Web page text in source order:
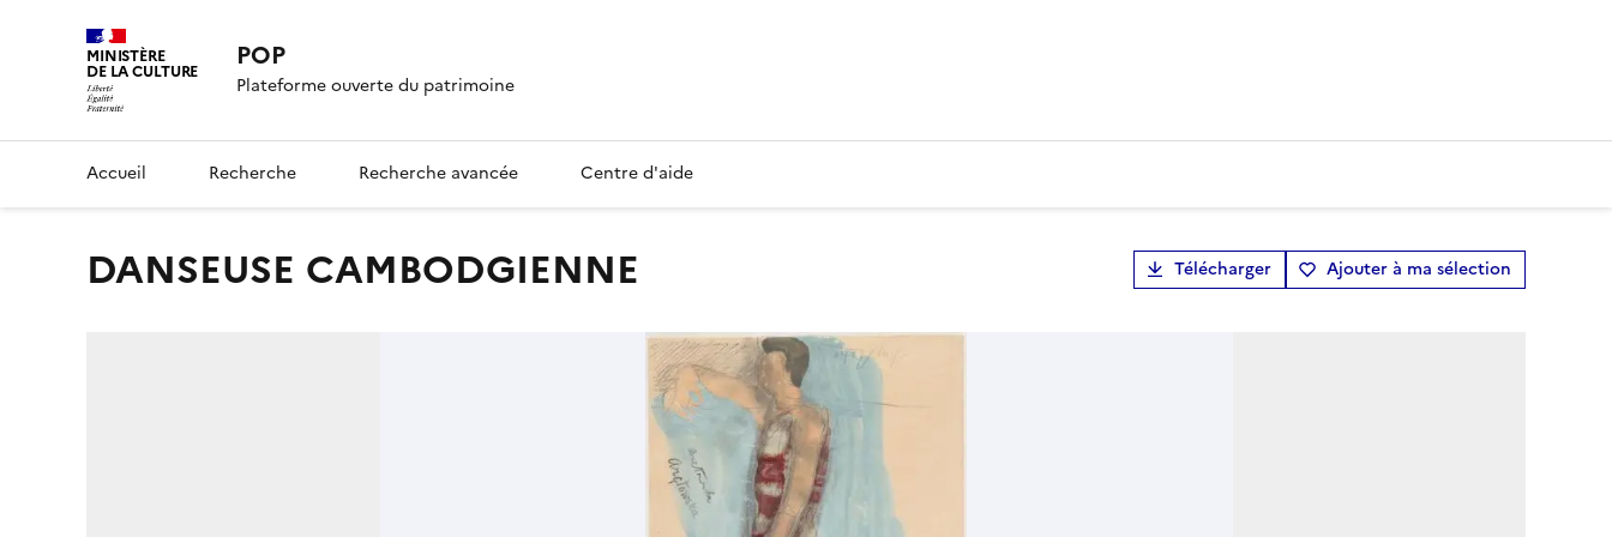
MINISTÈRE
DE LA CULTURE POP
Plateforme ouverte du patrimoine
Accueil Recherche Recherche avancée Centre d'aide
DANSEUSE CAMBODGIENNE Télécharger Ajouter à ma sélection